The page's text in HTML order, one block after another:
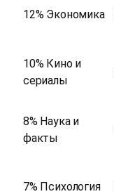
12% Экономика
10% Кино и
сериалы
8% Наука и
факты
7% Психология